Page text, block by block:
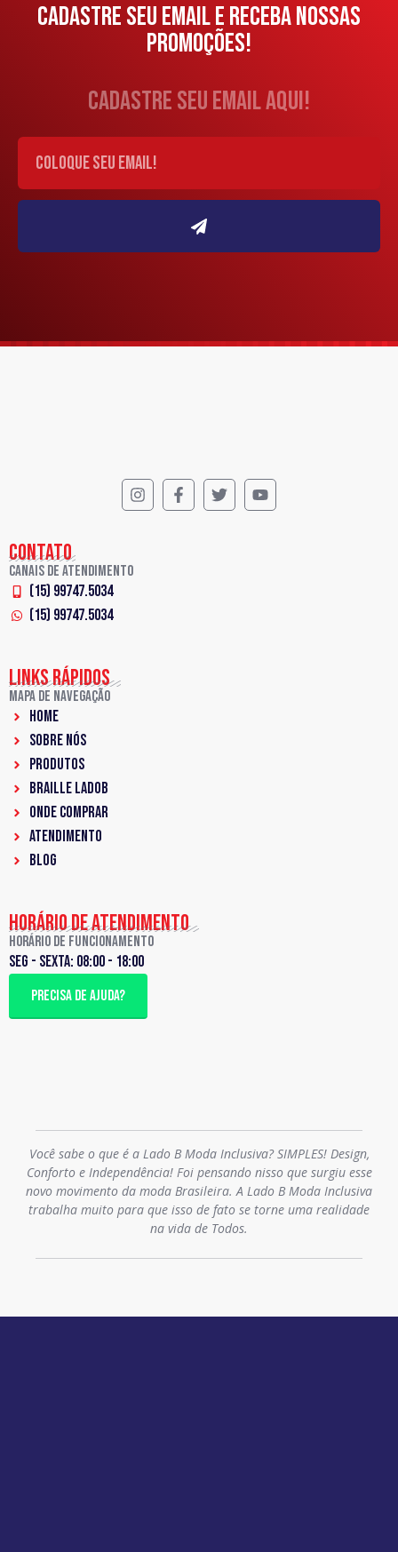
CADASTRE SEU EMAIL E RECEBA NOSSAS
PROMOÇÕES!
cadastre seu email aqui!
CONTATO
Canais de Atendimento
(15) 99747.5034
(15) 99747.5034
LINKS RÁPIDOS
Mapa de Navegação
Home
Sobre Nós
PRODUTOS
Braille LadoB
ONDE COMPRAR
ATENDIMENTO
BLOG
HORÁRIO DE ATENDIMENTO
Horário de Funcionamento
Seg - sexta: 08:00 - 18:00
PRECISA DE AJUDA?
Você sabe o que é a Lado B Moda Inclusiva? SIMPLES! Design,
Conforto e Independência! Foi pensando nisso que surgiu esse
novo movimento da moda Brasileira. A Lado B Moda Inclusiva
trabalha muito para que isso de fato se torne uma realidade
na vida de Todos.